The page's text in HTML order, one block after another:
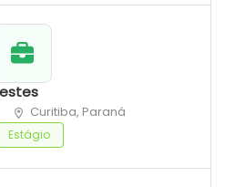
Curitiba, Paraná
Estágio